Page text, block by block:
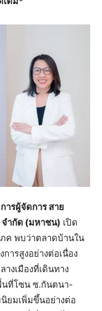
รผู้จัดการ สาย
จำกัด (มหาชน) เปิด
ค พบว่าตลาดบ้านใน
ารสูงอย่างต่อเนื่อง
างเมืองที่เดินทาง
ที่โซน ซ.กันตนา-
ยมเพิ่มขึ้นอย่างต่อ